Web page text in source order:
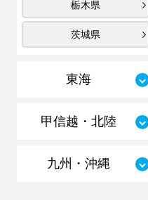
栃木県
茨城県
東海
甲信越・北陸
九州・沖縄